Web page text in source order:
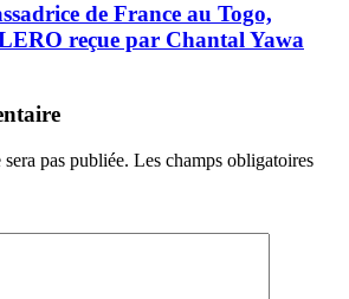
de France au Togo,
reçue par Chantal Yawa
pas publiée. Les champs obligatoires